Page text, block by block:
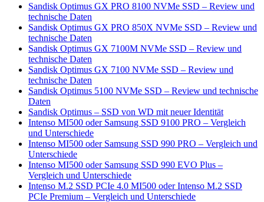
Sandisk Optimus GX PRO 8100 NVMe SSD – Review und
technische Daten
Sandisk Optimus GX PRO 850X NVMe SSD – Review und
technische Daten
Sandisk Optimus GX 7100M NVMe SSD – Review und
technische Daten
Sandisk Optimus GX 7100 NVMe SSD – Review und
technische Daten
Sandisk Optimus 5100 NVMe SSD – Review und technische
Daten
Sandisk Optimus – SSD von WD mit neuer Identität
Intenso MI500 oder Samsung SSD 9100 PRO – Vergleich
und Unterschiede
Intenso MI500 oder Samsung SSD 990 PRO – Vergleich und
Unterschiede
Intenso MI500 oder Samsung SSD 990 EVO Plus –
Vergleich und Unterschiede
Intenso M.2 SSD PCIe 4.0 MI500 oder Intenso M.2 SSD
PCIe Premium – Vergleich und Unterschiede